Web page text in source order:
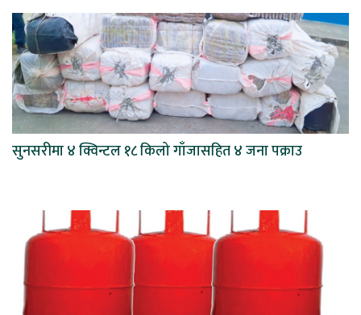
सुनसरीमा ४ क्विन्टल १८ किलो गाँजासहित ४ जना पक्राउ